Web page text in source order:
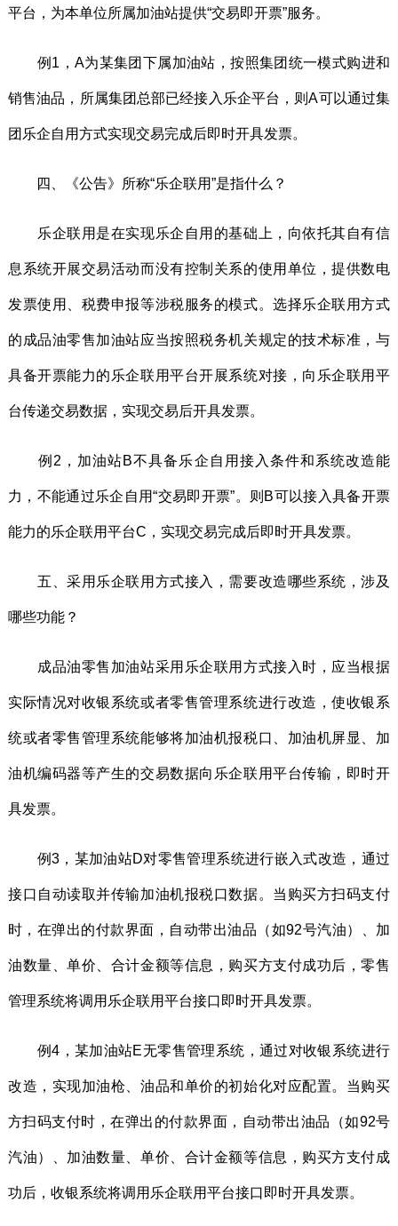
平台，为本单位所属加油站提供“交易即开票”服务。
例1，A为某集团下属加油站，按照集团统一模式购进和
销售油品，所属集团总部已经接入乐企平台，则A可以通过集
团乐企自用方式实现交易完成后即时开具发票。
四、《公告》所称“乐企联用”是指什么？
乐企联用是在实现乐企自用的基础上，向依托其自有信
息系统开展交易活动而没有控制关系的使用单位，提供数电
发票使用、税费申报等涉税服务的模式。选择乐企联用方式
的成品油零售加油站应当按照税务机关规定的技术标准，与
具备开票能力的乐企联用平台开展系统对接，向乐企联用平
台传递交易数据，实现交易后开具发票。
例2，加油站B不具备乐企自用接入条件和系统改造能
力，不能通过乐企自用“交易即开票”。则B可以接入具备开票
能力的乐企联用平台C，实现交易完成后即时开具发票。
五、采用乐企联用方式接入，需要改造哪些系统，涉及
哪些功能？
成品油零售加油站采用乐企联用方式接入时，应当根据
实际情况对收银系统或者零售管理系统进行改造，使收银系
统或者零售管理系统能够将加油机报税口、加油机屏显、加
油机编码器等产生的交易数据向乐企联用平台传输，即时开
具发票。
例3，某加油站D对零售管理系统进行嵌入式改造，通过
接口自动读取并传输加油机报税口数据。当购买方扫码支付
时，在弹出的付款界面，自动带出油品（如92号汽油）、加
油数量、单价、合计金额等信息，购买方支付成功后，零售
管理系统将调用乐企联用平台接口即时开具发票。
例4，某加油站E无零售管理系统，通过对收银系统进行
改造，实现加油枪、油品和单价的初始化对应配置。当购买
方扫码支付时，在弹出的付款界面，自动带出油品（如92号
汽油）、加油数量、单价、合计金额等信息，购买方支付成
功后，收银系统将调用乐企联用平台接口即时开具发票。